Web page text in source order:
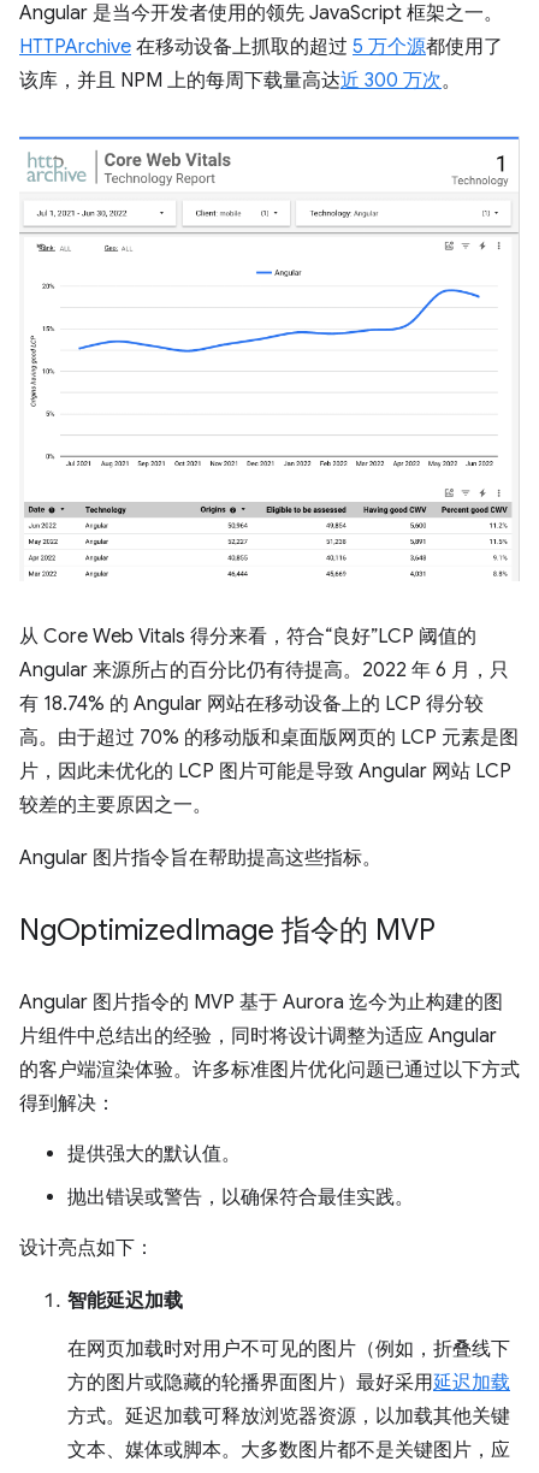
Angular 是当今开发者使用的领先 JavaScript 框架之一。
HTTPArchive 在移动设备上抓取的超过 5 万个源都使用了
该库，并且 NPM 上的每周下载量高达近 300 万次。
从 Core Web Vitals 得分来看，符合“良好”LCP 阈值的
Angular 来源所占的百分比仍有待提高。2022 年 6 月，只
有 18.74% 的 Angular 网站在移动设备上的 LCP 得分较
高。由于超过 70% 的移动版和桌面版网页的 LCP 元素是图
片，因此未优化的 LCP 图片可能是导致 Angular 网站 LCP
较差的主要原因之一。
Angular 图片指令旨在帮助提高这些指标。
NgOptimizedImage 指令的 MVP
Angular 图片指令的 MVP 基于 Aurora 迄今为止构建的图
片组件中总结出的经验，同时将设计调整为适应 Angular
的客户端渲染体验。许多标准图片优化问题已通过以下方式
得到解决：
提供强大的默认值。
抛出错误或警告，以确保符合最佳实践。
设计亮点如下：
智能延迟加载
在网页加载时对用户不可见的图片（例如，折叠线下
方的图片或隐藏的轮播界面图片）最好采用延迟加载
方式。延迟加载可释放浏览器资源，以加载其他关键
文本、媒体或脚本。大多数图片都不是关键图片，应